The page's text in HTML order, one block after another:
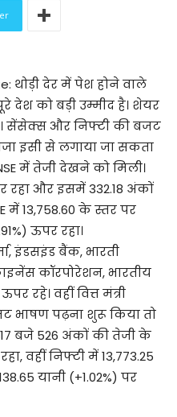
थोड़ी देर में पेश होने वाले
देश को बड़ी उम्मीद है। शेयर
सेंसेक्स और निफ्टी की बजट
इसी से लगाया जा सकता
में तेजी देखने को मिली।
रहा और इसमें 332.18 अंकों
में 13,758.60 के स्तर पर
ऊपर रहा।
इंडसइंड बैंक, भारती
कॉरपोरेशन, भारतीय
रहे। वहीं वित्त मंत्री
भाषण पढ़ना शुरू किया तो
बजे 526 अंकों की तेजी के
वहीं निफ्टी में 13,773.25
यानी (+1.02%) पर